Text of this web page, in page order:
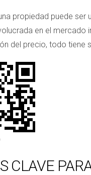
propiedad puede
en el mercado
del precio, todo tiene
CLAVE